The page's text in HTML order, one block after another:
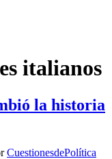
italianos
la historia
CuestionesdePolítica